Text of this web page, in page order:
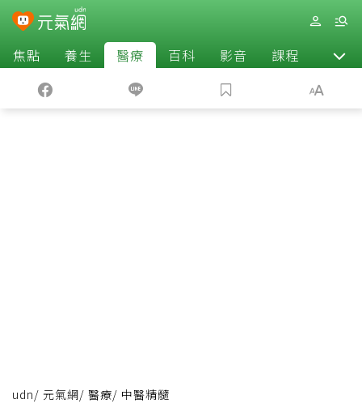
焦點 養生 醫療 百科 影音 課程 退休
udn/ 元氣網/ 醫療/ 中醫精髓